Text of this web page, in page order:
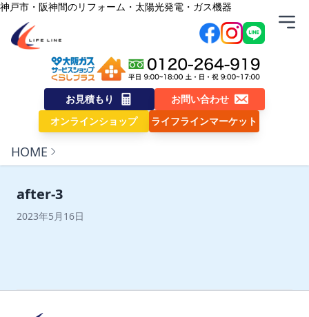
内容をスキップ
神戸市・阪神間のリフォーム・太陽光発電・ガス機器
株式会社ライフライン
お見積もり
お問い合わせ
オンラインショップ
ライフラインマーケット
HOME
after-3
2023年5月16日